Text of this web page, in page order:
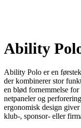
Ability
Ability Polo er en
der kombinerer stor
en blød fornemmelse
netpaneler og
ergonomisk design
klub-, sponsor- eller